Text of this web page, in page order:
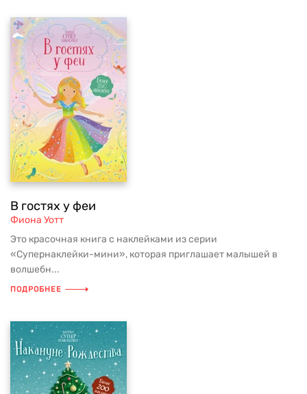
В гостях у феи
Фиона Уотт
Это красочная книга с наклейками из серии
«Супернаклейки-мини», которая приглашает малышей в
волшебн...
ПОДРОБНЕЕ